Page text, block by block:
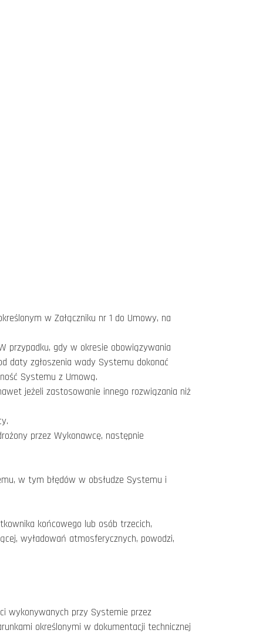
w Załączniku nr 1 do Umowy, na
przypadku, gdy w okresie obowiązywania
daty zgłoszenia wady Systemu dokonać
Systemu z Umową.
jeżeli zastosowanie innego rozwiązania niż
przez Wykonawcę, następnie
w tym błędów w obsłudze Systemu i
końcowego lub osób trzecich,
wyładowań atmosferycznych, powodzi,
wykonywanych przy Systemie przez
określonymi w dokumentacji technicznej